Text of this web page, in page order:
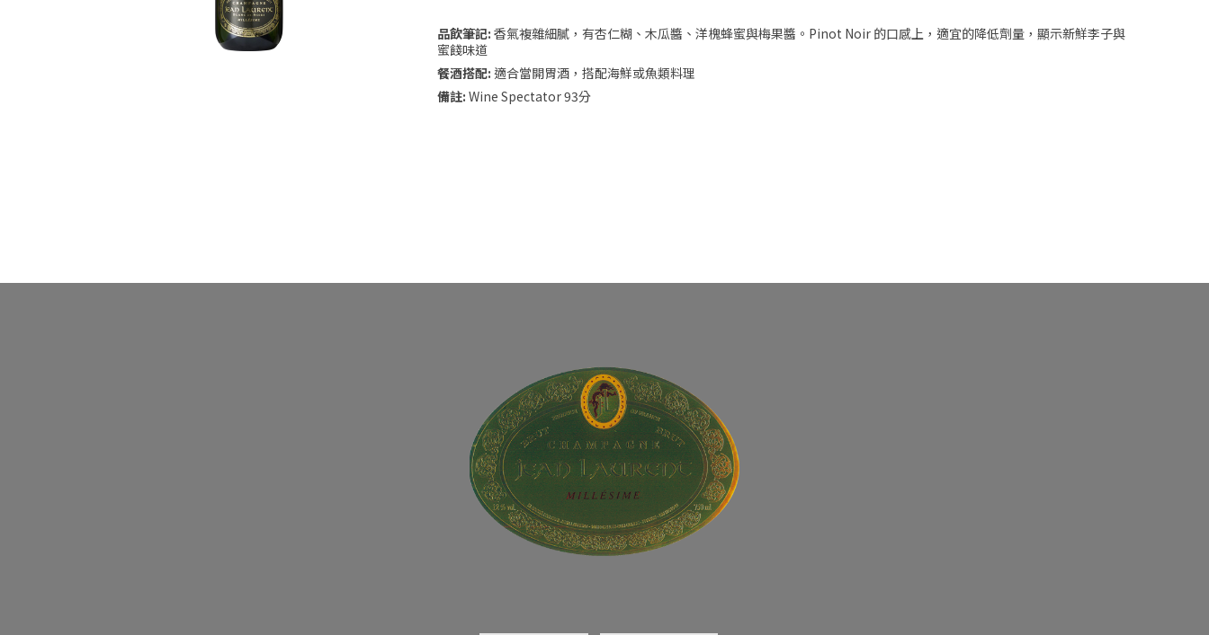
品飲筆記: 香氣複雜細膩，有杏仁糊、木瓜醬、洋槐蜂蜜與梅果醬。Pinot Noir 的口感上，適宜的降低劑量，顯示新鮮李子與
蜜餞味道
餐酒搭配: 適合當開胃酒，搭配海鮮或魚類料理
備註: Wine Spectator 93分